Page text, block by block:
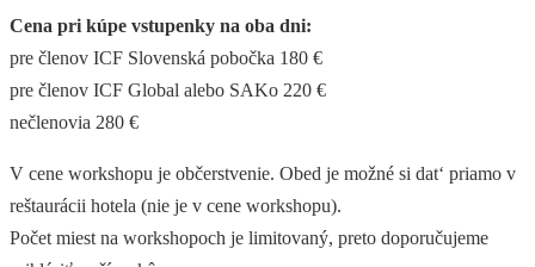
Cena pri kúpe vstupenky na oba dni:
pre členov ICF Slovenská pobočka 180 €
pre členov ICF Global alebo SAKo 220 €
nečlenovia 280 €
V cene workshopu je občerstvenie. Obed je možné si dat‘ priamo v
reštaurácii hotela (nie je v cene workshopu).
Počet miest na workshopoch je limitovaný, preto doporučujeme